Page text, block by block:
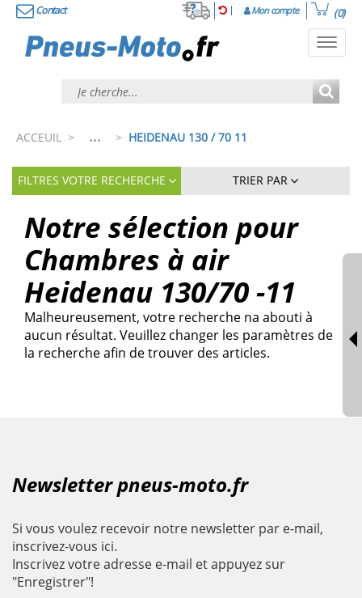
Contact Mon compte (0)
ACCEUIL > ... > HEIDENAU 130 / 70 11
FILTRES VOTRE RECHERCHE TRIER PAR
Notre sélection pour
Chambres à air
Heidenau 130/70 -11
Malheureusement, votre recherche na abouti à
aucun résultat. Veuillez changer les paramètres de
la recherche afin de trouver des articles.
Newsletter pneus-moto.fr
Si vous voulez recevoir notre newsletter par e-mail,
inscrivez-vous ici.
Inscrivez votre adresse e-mail et appuyez sur
"Enregistrer"!